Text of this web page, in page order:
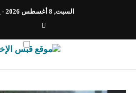
السبت, 8 أغسطس 2026 - يومًا سعيدًا!